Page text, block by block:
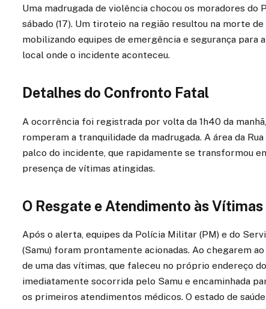
Uma madrugada de violência chocou os moradores do
sábado (17). Um tiroteio na região resultou na morte
mobilizando equipes de emergência e segurança para
local onde o incidente aconteceu.
Detalhes do Confronto Fatal
A ocorrência foi registrada por volta da 1h40 da
romperam a tranquilidade da madrugada. A área da
palco do incidente, que rapidamente se transformou
presença de vítimas atingidas.
O Resgate e Atendimento às Vítimas
Após o alerta, equipes da Polícia Militar (PM) e do
(Samu) foram prontamente acionadas. Ao chegarem
de uma das vítimas, que faleceu no próprio endereço
imediatamente socorrida pelo Samu e encaminhada
os primeiros atendimentos médicos. O estado de